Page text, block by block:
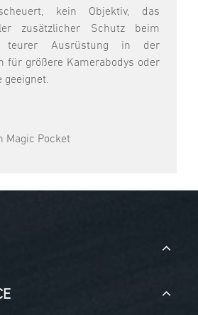
kein Objektiv, das
zusätzlicher Schutz beim
teurer Ausrüstung in der
für größere Kamerabodys oder
geeignet.
Magic Pocket